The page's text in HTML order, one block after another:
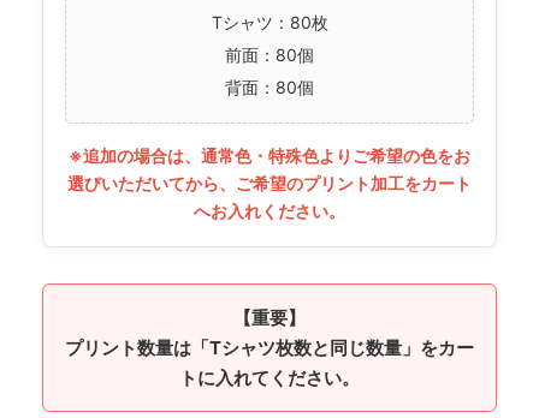
Tシャツ：80枚
前面：80個
背面：80個
※追加の場合は、通常色・特殊色よりご希望の色をお
選びいただいてから、ご希望のプリント加工をカート
へお入れください。
【重要】
プリント数量は「Tシャツ枚数と同じ数量」をカー
トに入れてください。